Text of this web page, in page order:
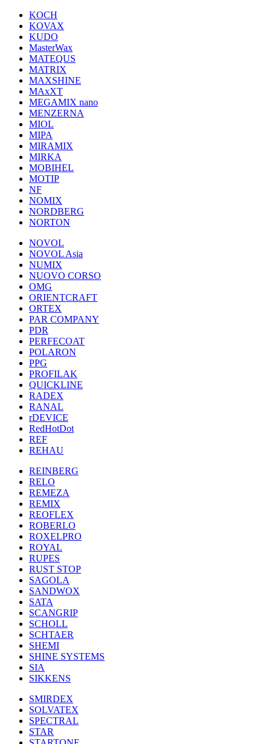
KOCH
KOVAX
KUDO
MasterWax
MATEQUS
MATRIX
MAXSHINE
MAxXT
MEGAMIX nano
MENZERNA
MIOL
MIPA
MIRAMIX
MIRKA
MOBIHEL
MOTIP
NF
NOMIX
NORDBERG
NORTON
NOVOL
NOVOL Asia
NUMIX
NUOVO CORSO
OMG
ORIENTCRAFT
ORTEX
PAR COMPANY
PDR
PERFECOAT
POLARON
PPG
PROFILAK
QUICKLINE
RADEX
RANAL
rDEVICE
RedHotDot
REF
REHAU
REINBERG
RELO
REMEZA
REMIX
REOFLEX
ROBERLO
ROXELPRO
ROYAL
RUPES
RUST STOP
SAGOLA
SANDWOX
SATA
SCANGRIP
SCHOLL
SCHTAER
SHEMI
SHINE SYSTEMS
SIA
SIKKENS
SMIRDEX
SOLVATEX
SPECTRAL
STAR